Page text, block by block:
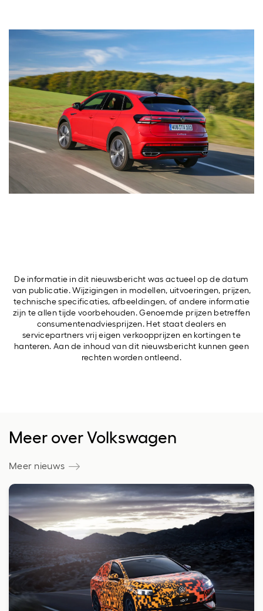
De informatie in dit nieuwsbericht was actueel op de datum
van publicatie. Wijzigingen in modellen, uitvoeringen, prijzen,
technische specificaties, afbeeldingen, of andere informatie
zijn te allen tijde voorbehouden. Genoemde prijzen betreffen
consumentenadviesprijzen. Het staat dealers en
servicepartners vrij eigen verkoopprijzen en kortingen te
hanteren. Aan de inhoud van dit nieuwsbericht kunnen geen
rechten worden ontleend.
Meer over Volkswagen
Meer nieuws